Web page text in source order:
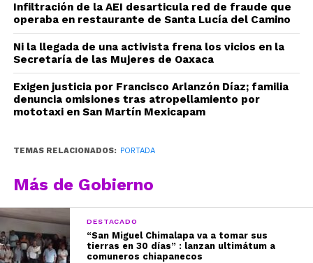
Infiltración de la AEI desarticula red de fraude que
operaba en restaurante de Santa Lucía del Camino
Ni la llegada de una activista frena los vicios en la
Secretaría de las Mujeres de Oaxaca
Exigen justicia por Francisco Arlanzón Díaz; familia
denuncia omisiones tras atropellamiento por
mototaxi en San Martín Mexicapam
TEMAS RELACIONADOS: PORTADA
Más de Gobierno
DESTACADO
“San Miguel Chimalapa va a tomar sus
tierras en 30 días” : lanzan ultimátum a
comuneros chiapanecos